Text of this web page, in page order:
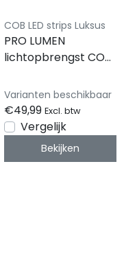
COB LED strips Luksus
PRO LUMEN
lichtopbrengst COB
natuurlijk wit 14W
2500LM 528LED p/m
24VDC IP20 - 5
meter
Varianten beschikbaar
€49,99 Excl. btw
Vergelijk
Bekijken